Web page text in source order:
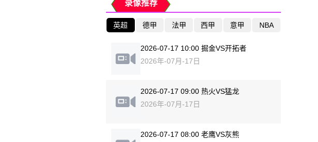
录像推荐
英超 德甲 法甲 西甲 意甲 NBA
2026-07-17 10:00 掘金VS开拓者
2026年-07月-17日
2026-07-17 09:00 热火VS猛龙
2026年-07月-17日
2026-07-17 08:00 老鹰VS灰熊